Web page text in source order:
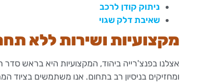
ניתוק קודן לרכב
שאיבת דלק שגוי
מקצועיות ושירות ללא
אצלנו בפנצ'רייה ביהוד, המקצועיות היא בראש
ומחזיקים בניסיון רב בתחום. אנו משתמשים בציוד